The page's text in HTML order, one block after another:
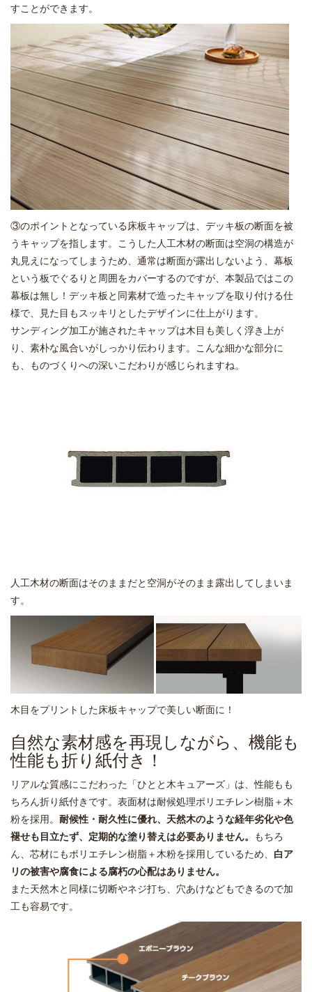
すことができます。
③のポイントとなっている床板キャップは、デッキ板の断面を被
うキャップを指します。こうした人工木材の断面は空洞の構造が
丸見えになってしまうため、通常は断面が露出しないよう、幕板
という板でぐるりと周囲をカバーするのですが、本製品ではこの
幕板は無し！デッキ板と同素材で造ったキャップを取り付ける仕
様で、見た目もスッキリとしたデザインに仕上がります。
サンディング加工が施されたキャップは木目も美しく浮き上が
り、素朴な風合いがしっかり伝わります。こんな細かな部分に
も、ものづくりへの深いこだわりが感じられますね。
人工木材の断面はそのままだと空洞がそのまま露出してしまいま
す。
木目をプリントした床板キャップで美しい断面に！
自然な素材感を再現しながら、機能も
性能も折り紙付き！
リアルな質感にこだわった「ひとと木キュアーズ」は、性能もも
ちろん折り紙付きです。表面材は耐候処理ポリエチレン樹脂＋木
粉を採用。 耐候性・耐久性に優れ、天然木のような経年劣化や色
褪せも目立たず、定期的な塗り替えは必要ありません。 もちろ
ん、芯材にもポリエチレン樹脂＋木粉を採用しているため、 白ア
リの被害や腐食による腐朽の心配はありません。
また天然木と同様に切断やネジ打ち、穴あけなどもできるので加
工も容易です。